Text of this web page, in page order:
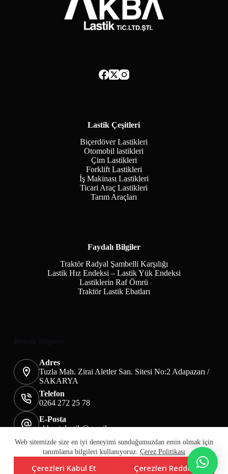
Web sitemizde size en iyi deneyimi sunduğumuzdan emin olmak için
tanımlama bilgileri kullanıyoruz. Çerez Politikası
Çerezleri Kabul Et Çerezleri Reddet
Lastik Çeşitleri
Biçerdöver Lastikleri
Otomobil lastikleri
Çim Lastikleri
Forklift Lastikleri
İş Makinası Lastikleri
Ticari Araç Lastikleri
Tarım Araçları
Faydalı Bilgiler
Traktör Radyal Şambelli Karşılığı
Lastik Hız Endeksi – Lastik Yük Endeksi
Lastiklerin Raf Ömrü
Traktör Lastik Ebatları
Adres
Tuzla Mah. Zirai Aletler San. Sitesi No:2 Adapazarı /
SAKARYA
Telefon
0264 272 25 78
E-Posta
akbaotolastik@gmail.com
Mesafeli Satış Sözleşmesi
Teslimat&İade
Üyelik KVKK Sayfası
Çerez Politikası